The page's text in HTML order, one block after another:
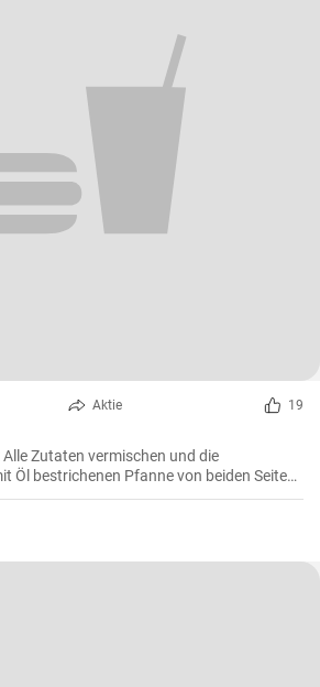
Aktie 19
Zutaten vermischen und die
Öl bestrichenen Pfanne von beiden Seiten